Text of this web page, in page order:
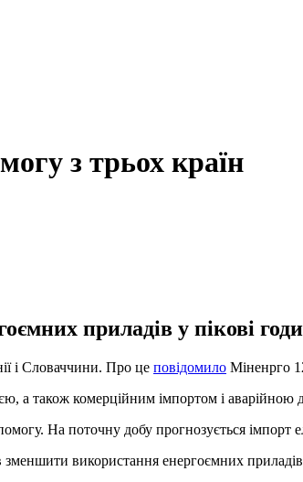
з трьох країн
приладів у пікові
і Словаччини. Про це повідомило Міненрго
а також комерційним імпортом і
На поточну добу прогнозується імпорт
використання енергоємних